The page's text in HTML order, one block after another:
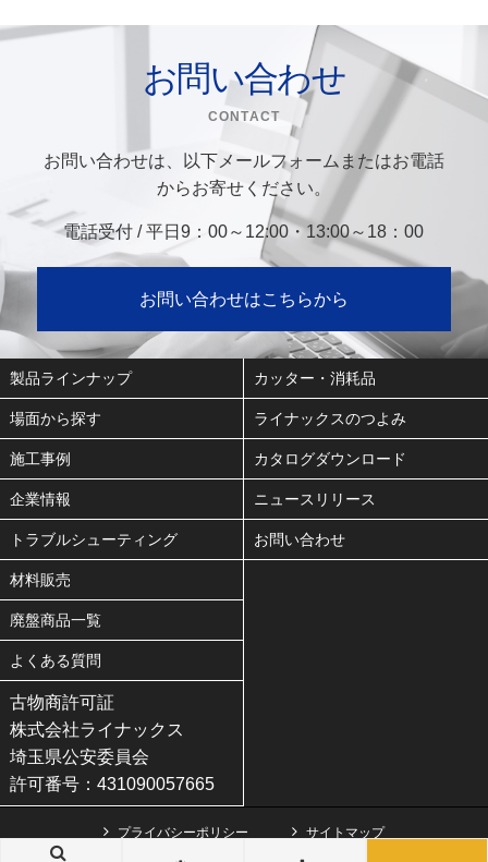
お問い合わせ
CONTACT
お問い合わせは、以下メールフォームまたはお電話
からお寄せください。
電話受付 / 平日9：00～12:00・13:00～18：00
お問い合わせはこちらから
製品ラインナップ カッター・消耗品
場面から探す
施工事例
企業情報
トラブルシューティング
材料販売
廃盤商品一覧
よくある質問
ライナックスのつよみ
カタログダウンロード
ニュースリリース
お問い合わせ
古物商許可証
株式会社ライナックス
埼玉県公安委員会
許可番号：431090057665
プライバシーポリシー サイトマップ